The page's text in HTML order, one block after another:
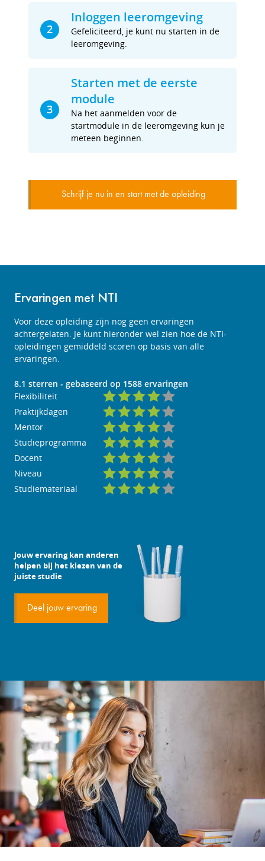
2
Inloggen leeromgeving
Gefeliciteerd, je kunt nu starten in de
leeromgeving.
3
Starten met de eerste
module
Na het aanmelden voor de
startmodule in de leeromgeving kun je
meteen beginnen.
Schrijf je nu in en start met de opleiding
Ervaringen met NTI
Voor deze opleiding zijn nog geen ervaringen
achtergelaten. Je kunt hieronder wel zien hoe de NTI-
opleidingen gemiddeld scoren op basis van alle
ervaringen.
8.1 sterren - gebaseerd op 1588 ervaringen
Flexibiliteit
Praktijkdagen
Mentor
Studieprogramma
Docent
Niveau
Studiemateriaal
Jouw ervaring kan anderen
helpen bij het kiezen van de
juiste studie
Deel jouw ervaring